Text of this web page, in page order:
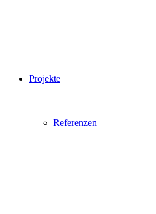
Projekte
Referenzen